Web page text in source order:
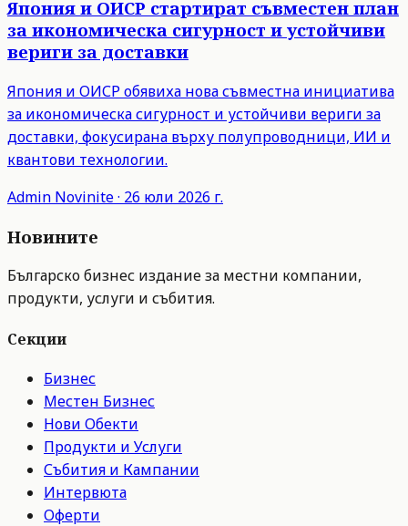
Япония и ОИСР стартират съвместен план
за икономическа сигурност и устойчиви
вериги за доставки
Япония и ОИСР обявиха нова съвместна инициатива
за икономическа сигурност и устойчиви вериги за
доставки, фокусирана върху полупроводници, ИИ и
квантови технологии.
Admin Novinite· 26 юли 2026 г.
Новините
Българско бизнес издание за местни компании,
продукти, услуги и събития.
Секции
Бизнес
Местен Бизнес
Нови Обекти
Продукти и Услуги
Събития и Кампании
Интервюта
Оферти